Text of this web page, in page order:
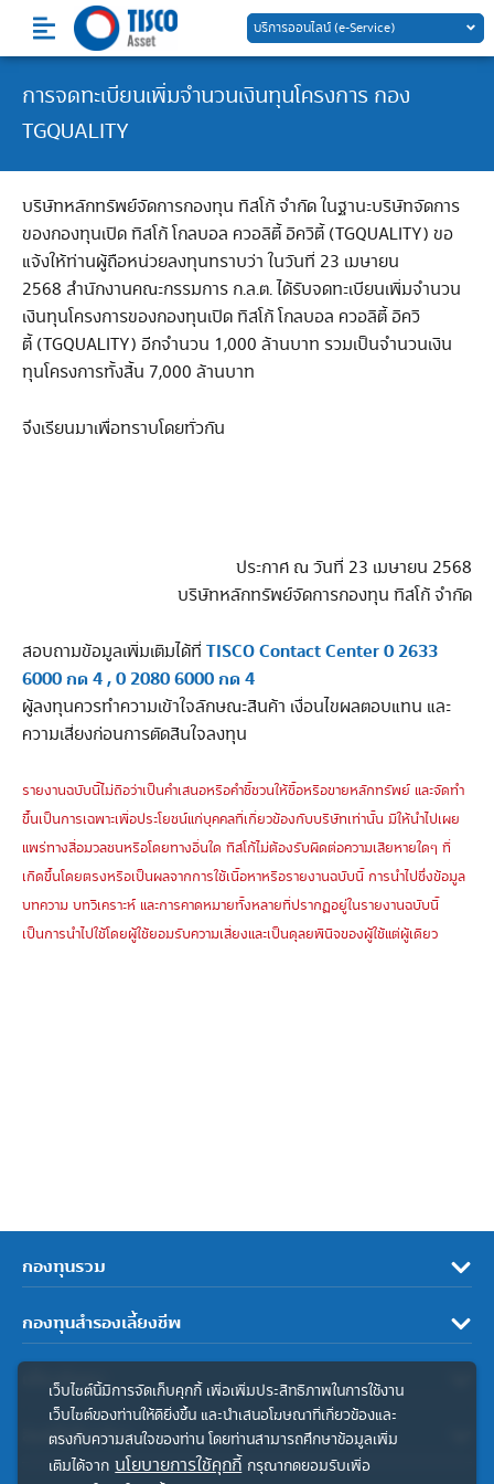
content
บริการออนไลน์ (e-Service)
การจดทะเบียนเพิ่มจำนวนเงินทุนโครงการ กอง
TGQUALITY
บริษัทหลักทรัพย์จัดการกองทุน ทิสโก้ จำกัด ในฐานะบริษัทจัดการ
ของกองทุนเปิด ทิสโก้ โกลบอล ควอลิตี้ อิควิตี้ (TGQUALITY) ขอ
แจ้งให้ท่านผู้ถือหน่วยลงทุนทราบว่า ในวันที่ 23 เมษายน
2568 สำนักงานคณะกรรมการ ก.ล.ต. ได้รับจดทะเบียนเพิ่มจำนวน
เงินทุนโครงการของกองทุนเปิด ทิสโก้ โกลบอล ควอลิตี้ อิควิ
ตี้ (TGQUALITY) อีกจำนวน 1,000 ล้านบาท รวมเป็นจำนวนเงิน
ทุนโครงการทั้งสิ้น 7,000 ล้านบาท
จึงเรียนมาเพื่อทราบโดยทั่วกัน
ประกาศ ณ วันที่ 23 เมษายน 2568
บริษัทหลักทรัพย์จัดการกองทุน ทิสโก้ จำกัด
สอบถามข้อมูลเพิ่มเติมได้ที่ TISCO Contact Center 0 2633
6000 กด 4 , 0 2080 6000 กด 4
ผู้ลงทุนควรทำความเข้าใจลักษณะสินค้า เงื่อนไขผลตอบแทน และ
ความเสี่ยงก่อนการตัดสินใจลงทุน
รายงานฉบับนี้ไม่ถือว่าเป็นคำเสนอหรือคำชี้ชวนให้ซื้อหรือขายหลักทรัพย์ และจัดทำ
ขึ้นเป็นการเฉพาะเพื่อประโยชน์แก่บุคคลที่เกี่ยวข้องกับบริษัทเท่านั้น มิให้นำไปเผย
แพร่ทางสื่อมวลชนหรือโดยทางอื่นใด ทิสโก้ไม่ต้องรับผิดต่อความเสียหายใดๆ ที่
เกิดขึ้นโดยตรงหรือเป็นผลจากการใช้เนื้อหาหรือรายงานฉบับนี้ การนำไปซึ่งข้อมูล
บทความ บทวิเคราะห์ และการคาดหมายทั้งหลายที่ปรากฏอยู่ในรายงานฉบับนี้
เป็นการนำไปใช้โดยผู้ใช้ยอมรับความเสี่ยงและเป็นดุลยพินิจของผู้ใช้แต่ผู้เดียว
กองทุนรวม
กองทุนสำรองเลี้ยงชีพ
เกี่ยวกับเรา
ลิงค์ที่เกี่ยวข้อง
เว็บไซต์นี้มีการจัดเก็บคุกกี้ เพื่อเพิ่มประสิทธิภาพในการใช้งาน
เว็บไซต์ของท่านให้ดียิ่งขึ้น และนำเสนอโฆษณาที่เกี่ยวข้องและ
ตรงกับความสนใจของท่าน โดยท่านสามารถศึกษาข้อมูลเพิ่ม
เติมได้จาก นโยบายการใช้คุกกี้ กรุณากดยอมรับเพื่อ